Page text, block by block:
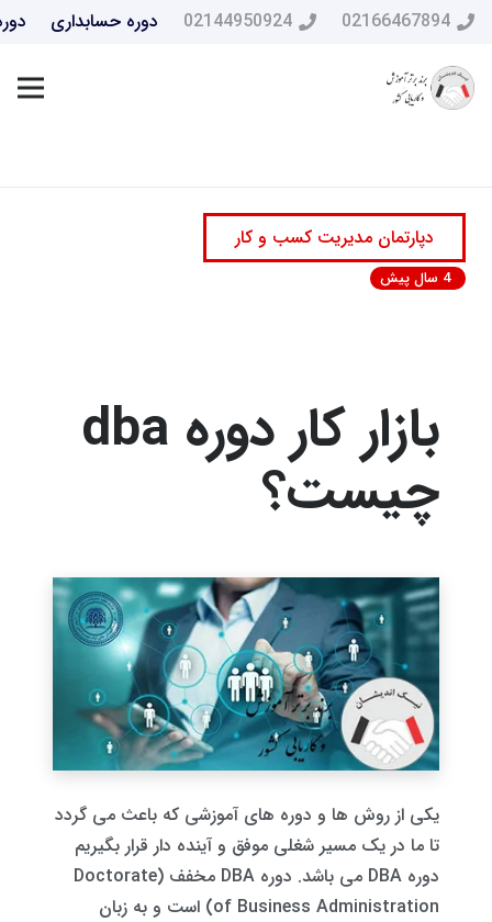
02166467894
02144950924 دوره حسابداری
دپارتمان مدیریت کسب و کار
4 سال پیش
بازار کار دوره dba
چیست؟
یکی از روش ها و دوره های آموزشی که باعث می گردد
تا ما در یک مسیر شغلی موفق و آینده دار قرار بگیریم
دوره DBA می باشد. دوره DBA مخفف (Doctorate
of Business Administration) است و به زبان